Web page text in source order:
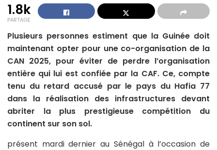
1.8k
PARTAGE
Plusieurs personnes estiment que la Guinée doit
maintenant opter pour une co-organisation de la
CAN 2025, pour éviter de perdre l’organisation
entière qui lui est confiée par la CAF. Ce, compte
tenu du retard accusé par le pays du Hafia 77
dans la réalisation des infrastructures devant
abriter la plus prestigieuse compétition du
continent sur son sol.
présent mardi dernier au Sénégal à l’occasion de